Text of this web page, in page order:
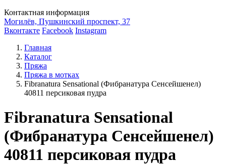
Контактная информация
Могилёв, Пушкинский проспект, 37
Вконтакте Facebook Instagram
Главная
Каталог
Пряжа
Пряжа в мотках
Fibranatura Sensational (Фибранатура Сенсейшенел)
40811 персиковая пудра
Fibranatura Sensational
(Фибранатура Сенсейшенел)
40811 персиковая пудра